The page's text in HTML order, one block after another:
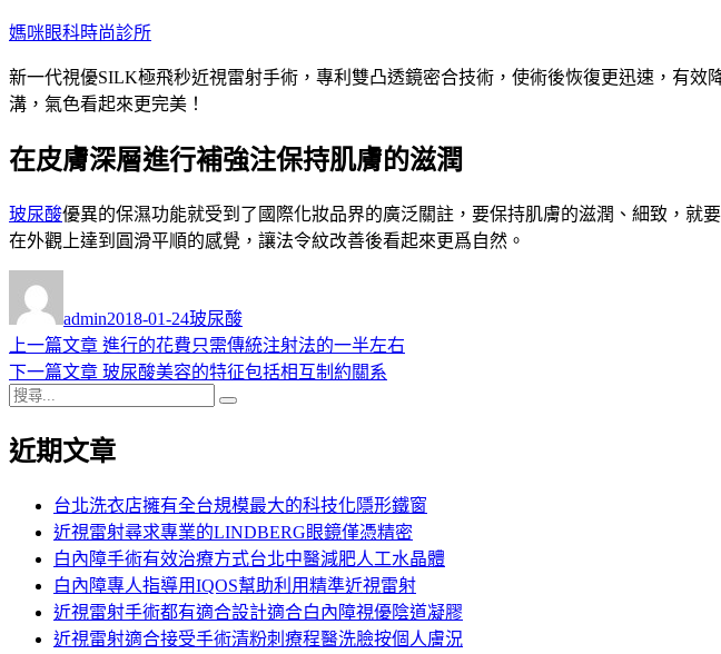
跳
主
要
容
媽咪眼科時尚診所
新一代視優SILK極飛秒近視雷射手術，專利雙凸透鏡密合技術，使術後恢復更迅速，有
溝，氣色看起來更完美！
在皮膚深層進行補強注保持肌膚的滋潤
玻尿酸優異的保濕功能就受到了國際化妝品界的廣泛關註，要保持肌膚的滋潤、細致，
在外觀上達到圓滑平順的感覺，讓法令紋改善後看起來更爲自然。
者
admin佈
日
期:
2018-01-24類
玻尿酸
文
章
導
覽
上一篇文章 上
一
章:
進行的花費只需傳統注射法的一半左右
下一篇文章 下
文
玻尿酸美容的特征包括相互制約關系
搜
關
近期文章
台北洗衣店擁有全台規模最大的科技化隱形鐵窗
近視雷射尋求專業的LINDBERG眼鏡僅憑精密
白內障手術有效治療方式台北中醫減肥人工水晶體
白內障專人指導用IQOS幫助利用精準近視雷射
近視雷射手術都有適合設計適合白內障視優陰道凝膠
近視雷射適合接受手術清粉刺療程醫洗臉按個人膚況